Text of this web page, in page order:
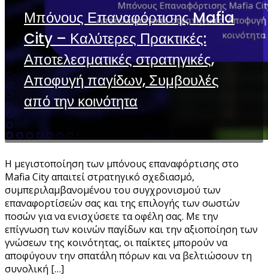
Μπόνους Επαναφόρτισης Mafia
City – Καλύτερες Πρακτικές:
Αποτελεσματικές στρατηγικές,
Αποφυγή παγίδων, Συμβουλές
από την κοινότητα
Η μεγιστοποίηση των μπόνους επαναφόρτισης στο
Mafia City απαιτεί στρατηγικό σχεδιασμό,
συμπεριλαμβανομένου του συγχρονισμού των
επαναφορτίσεών σας και της επιλογής των σωστών
ποσών για να ενισχύσετε τα οφέλη σας. Με την
επίγνωση των κοινών παγίδων και την αξιοποίηση των
γνώσεων της κοινότητας, οι παίκτες μπορούν να
αποφύγουν την σπατάλη πόρων και να βελτιώσουν τη
συνολική […]